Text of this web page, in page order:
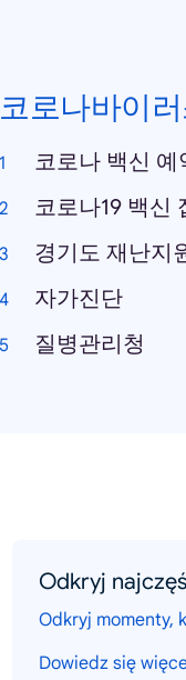
코로나바이
코로나 백신 예
코로나19 백신
경기도 재난지
자가진단
질병관리청
Odkryj
Odkryj momenty,
Dowiedz się